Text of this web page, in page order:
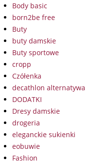
Body basic
born2be free
Buty
buty damskie
Buty sportowe
cropp
Czółenka
decathlon alternatywa
DODATKI
Dresy damskie
drogeria
eleganckie sukienki
eobuwie
Fashion